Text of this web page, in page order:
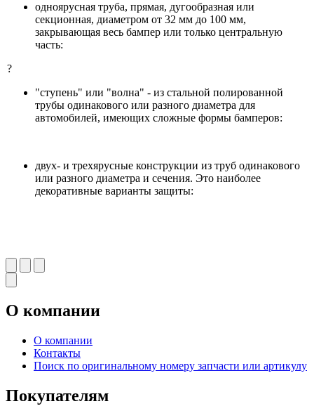
одноярусная труба, прямая, дугообразная или
секционная, диаметром от 32 мм до 100 мм,
закрывающая весь бампер или только центральную
часть:
?
"ступень" или "волна" - из стальной полированной
трубы одинакового или разного диаметра для
автомобилей, имеющих сложные формы бамперов:
двух- и трехярусные конструкции из труб одинакового
или разного диаметра и сечения. Это наиболее
декоративные варианты защиты:
О компании
О компании
Контакты
Поиск по оригинальному номеру запчасти или артикулу
Покупателям